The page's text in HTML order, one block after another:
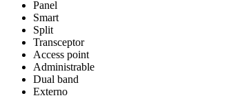
Panel
Smart
Split
Transceptor
Access point
Administrable
Dual band
Externo